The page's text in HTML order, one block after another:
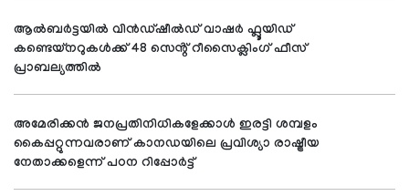
ആൽബർട്ടയിൽ വിൻഡ്‌ഷീൽഡ് വാഷർ ഫ്ലൂയിഡ്
കണ്ടെയ്നറുകൾക്ക് 48 സെൻ്റ് റീസൈക്ലിംഗ് ഫീസ്
പ്രാബല്യത്തിൽ
അമേരിക്കൻ ജനപ്രതിനിധികളേക്കാൾ ഇരട്ടി ശമ്പളം
കൈപ്പറ്റുന്നവരാണ് കാനഡയിലെ പ്രവിശ്യാ രാഷ്ട്രീയ
നേതാക്കളെന്ന് പഠന റിപ്പോർട്ട്